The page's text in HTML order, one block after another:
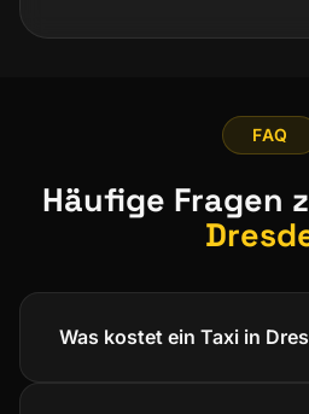
FAQ
Häufige Fragen
Was kostet ein Taxi in